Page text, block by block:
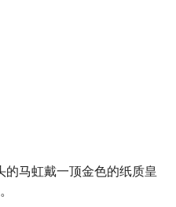
马虹戴一顶金色的纸质皇